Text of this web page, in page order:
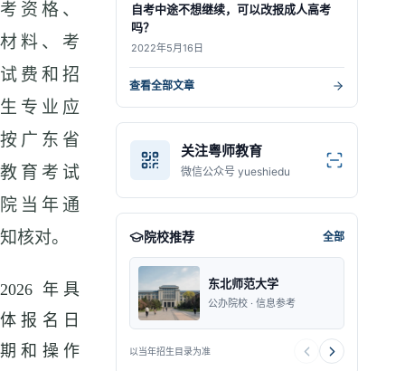
考资格、
材料、考
试费和招
生专业应
按广东省
教育考试
院当年通
知核对。
2026 年具
体报名日
期和操作
自考中途不想继续，可以改报成人高考
吗？
2022年5月16日
查看全部文章
关注粤师教育
微信公众号 yueshiedu
院校推荐 全部
东北师范大学
公办院校 · 信息参考
以当年招生目录为准